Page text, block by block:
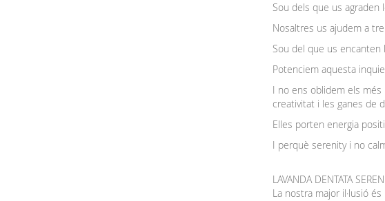
Sou dels que us agraden
Nosaltres us ajudem a
Sou del que us
Potenciem aquesta
I no ens oblidem els
creativitat i les ganes de
Elles porten energia
I perquè serenity i no
LAVANDA DENTATA
La nostra major il·lusió